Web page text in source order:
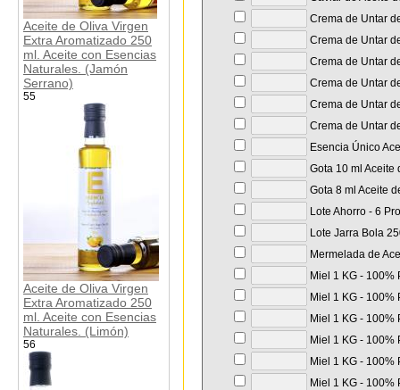
Aceite de Oliva Virgen
Extra Aromatizado 250
ml. Aceite con Esencias
Naturales. (Jamón
Serrano)
55
Aceite de Oliva Virgen
Extra Aromatizado 250
ml. Aceite con Esencias
Naturales. (Limón)
56
Crema de Untar
Crema de Untar
Crema de Untar
Crema de Untar
Crema de Untar
Crema de Untar
Esencia Único
Gota 10 ml
Gota 8 ml Aceite
Lote Ahorro - 6
Lote Jarra Bola
Mermelada de
Miel 1 KG - 100%
Miel 1 KG - 100%
Miel 1 KG - 100%
Miel 1 KG - 100%
Miel 1 KG - 100%
Miel 1 KG - 100%